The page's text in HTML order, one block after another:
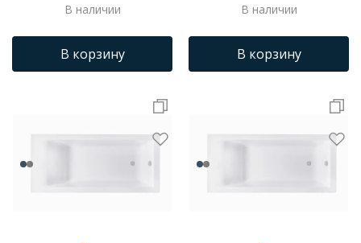
В наличии
В корзину
В наличии
В корзину